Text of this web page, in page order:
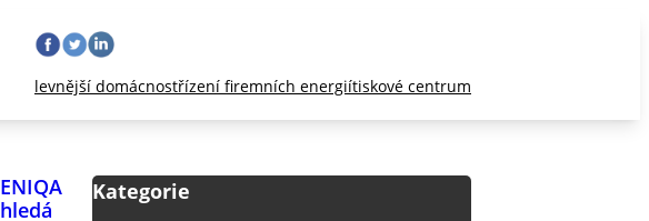
levnější domácnostřízení firemních energiítiskové centrum
ENIQA
hledá
Kategorie